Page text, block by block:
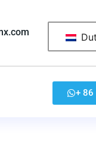
+